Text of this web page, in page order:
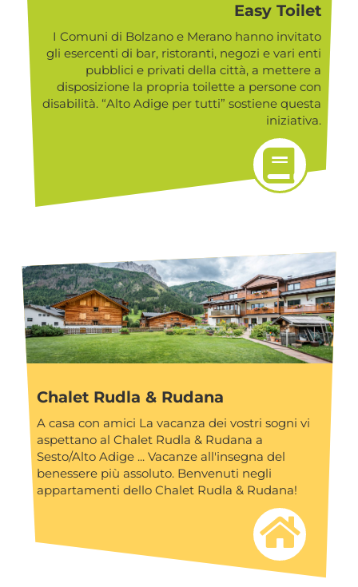
Easy Toilet
I Comuni di Bolzano e Merano hanno invitato
gli esercenti di bar, ristoranti, negozi e vari enti
pubblici e privati della città, a mettere a
disposizione la propria toilette a persone con
disabilità. “Alto Adige per tutti” sostiene questa
iniziativa.
Chalet Rudla & Rudana
A casa con amici La vacanza dei vostri sogni vi
aspettano al Chalet Rudla & Rudana a
Sesto/Alto Adige ... Vacanze all'insegna del
benessere più assoluto. Benvenuti negli
appartamenti dello Chalet Rudla & Rudana!